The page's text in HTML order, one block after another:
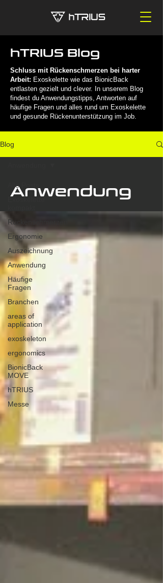
hTRIUS Blog
Schluss mit Rückenschmerzen bei harter
Arbeit: Exoskelette wie das BionicBack
entlasten gezielt und clever. In unserem Blog
findest du Anwendungstipps, Antworten auf
häufige Fragen und alles rund um Exoskelette
und gesunde Rückenunterstützung im Job.
Blog
Alle Posts
Rückenschmerzen
Ergonomie
Auszeichnung
Anwendung
Häufige
Fragen
Branchen
areas of
application
exoskeleton
ergonomics
BionicBack
MOVE
hTRIUS
Messe
Anwendung